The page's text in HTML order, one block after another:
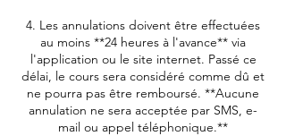
4. Les annulations doivent être effectuées
au moins **24 heures à l'avance** via
l'application ou le site internet. Passé ce
délai, le cours sera considéré comme dû et
ne pourra pas être remboursé. **Aucune
annulation ne sera acceptée par SMS, e-
mail ou appel téléphonique.**